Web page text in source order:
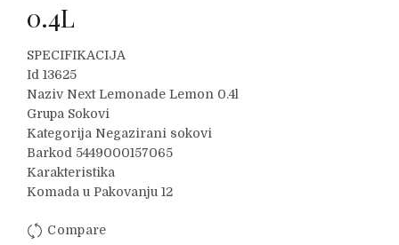
0.4L
SPECIFIKACIJA
Id 13625
Naziv Next Lemonade Lemon 0.4l
Grupa Sokovi
Kategorija Negazirani sokovi
Barkod 5449000157065
Karakteristika
Komada u Pakovanju 12
Compare